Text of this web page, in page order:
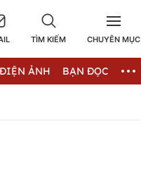
TÌM KIẾM CHUYÊN MỤC
ẢNH BẠN ĐỌC